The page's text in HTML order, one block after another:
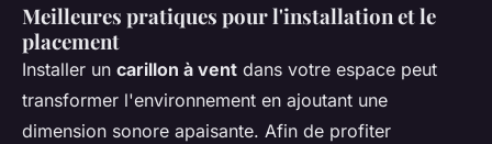
Meilleures pratiques pour l'installation et le
placement
Installer un carillon à vent dans votre espace peut
transformer l'environnement en ajoutant une
dimension sonore apaisante. Afin de profiter